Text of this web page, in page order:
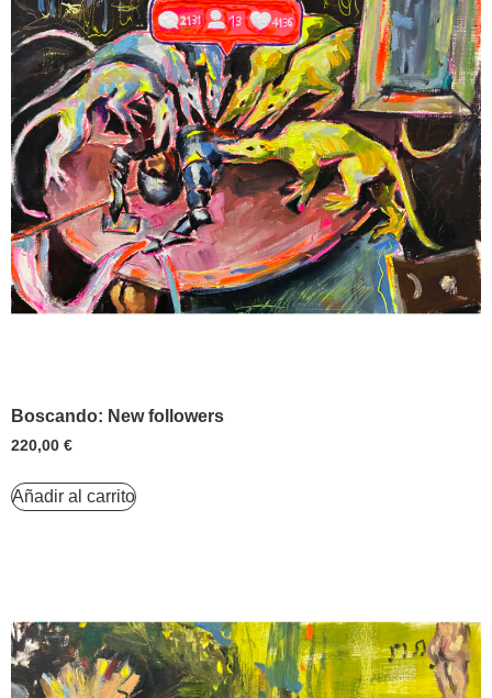
Boscando: New followers
220,00 €
Añadir al carrito